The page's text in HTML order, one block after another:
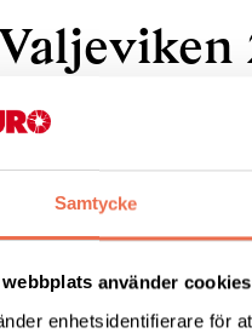
Samtycke
webbplats använder cookies
enhetsidentifierare för
Valjeviken
24 november 2023
Dela denna sida: